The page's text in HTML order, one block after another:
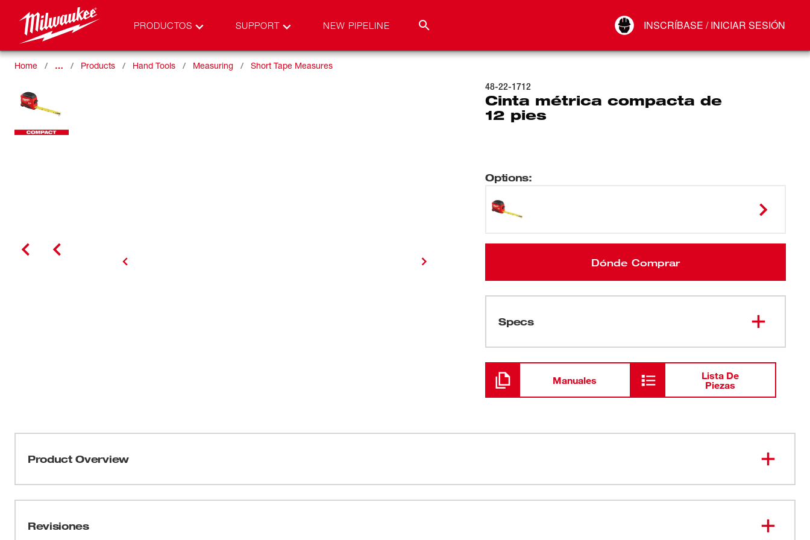
PRODUCTOS SUPPORT NEW PIPELINE INSCRÍBASE / INICIAR SESIÓN
Conectar
Home … Products Hand Tools Measuring Short Tape Measures
48-22-1712
Cinta métrica compacta de
12 pies
Options:
Dónde Comprar
Specs
Cargando
Manuales
Lista De
Piezas
Product Overview
cinta soporta las condiciones del lugar de trabajo. Esta cinta métrica cuenta con un gancho
Revisiones